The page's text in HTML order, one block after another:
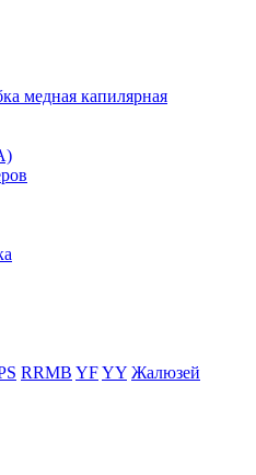
медная капилярная
RRMB YFYY Жалюзей